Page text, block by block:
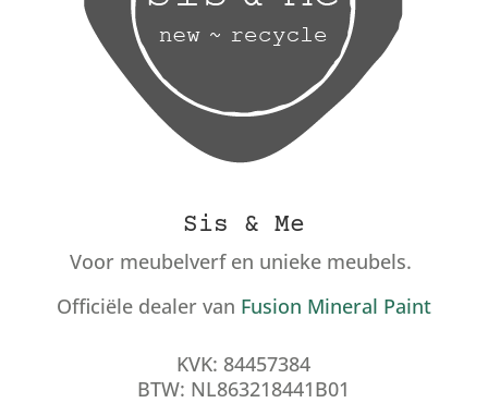
Sis & Me
Voor meubelverf en unieke meubels.
Officiële dealer van Fusion Mineral Paint
KVK: 84457384
BTW: NL863218441B01